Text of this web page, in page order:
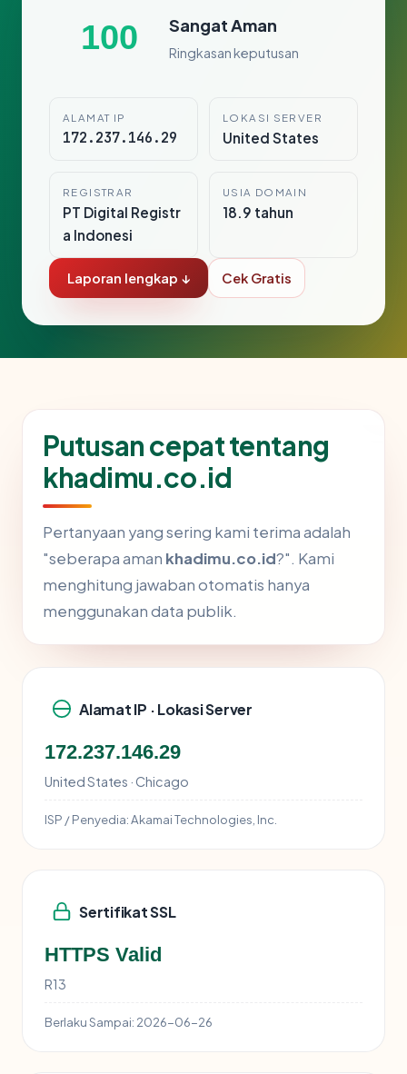
100 Sangat Aman
Ringkasan keputusan
ALAMAT IP
172.237.146.29
LOKASI SERVER
United States
REGISTRAR
PT Digital Registr
a Indonesi
USIA DOMAIN
18.9 tahun
Laporan lengkap ↓ Cek Gratis
Putusan cepat tentang
khadimu.co.id
Pertanyaan yang sering kami terima adalah
"seberapa aman khadimu.co.id?". Kami
menghitung jawaban otomatis hanya
menggunakan data publik.
Alamat IP · Lokasi Server
172.237.146.29
United States · Chicago
ISP / Penyedia:Akamai Technologies, Inc.
Sertifikat SSL
HTTPS Valid
R13
Berlaku Sampai: 2026-06-26